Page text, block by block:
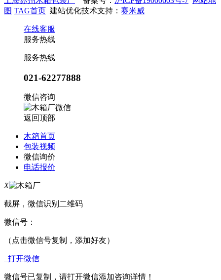
图 TAG首页 建站优化技术支持： 赛米威
在线客服
服务热线
服务热线
021-62277888
微信咨询
返回顶部
木箱首页
包装视频
微信询价
电话报价
X
截屏，微信识别二维码
微信号：
（点击微信号复制，添加好友）
打开微信
微信号已复制，请打开微信添加咨询详情！